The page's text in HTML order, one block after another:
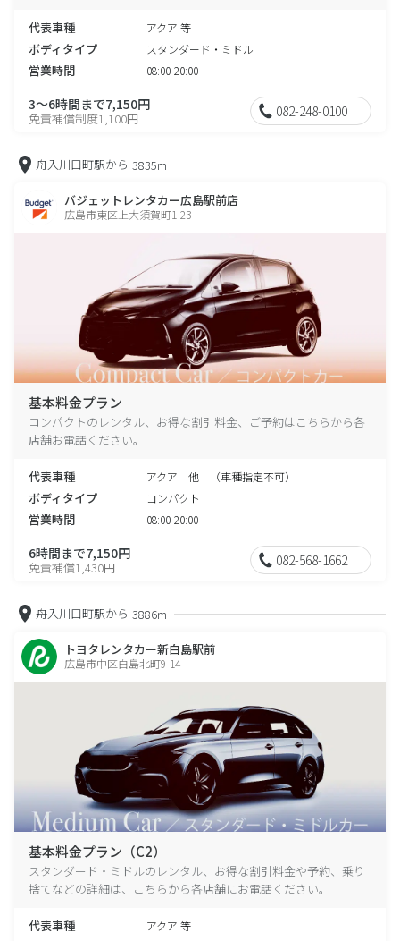
代表車種 アクア 等
ボディタイプ スタンダード・ミドル
営業時間 08:00-20:00
3～6時間まで7,150円
免責補償制度1,100円 082-248-0100
舟入川口町駅から 3835m
バジェットレンタカー広島駅前店
広島市東区上大須賀町1-23
基本料金プラン
コンパクトのレンタル、お得な割引料金、ご予約はこちらから各
店舗お電話ください。
代表車種 アクア 他 （車種指定不可）
ボディタイプ コンパクト
営業時間 08:00-20:00
6時間まで7,150円
免責補償1,430円 082-568-1662
舟入川口町駅から 3886m
トヨタレンタカー新白島駅前
広島市中区白島北町9-14
基本料金プラン（C2）
スタンダード・ミドルのレンタル、お得な割引料金や予約、乗り
捨てなどの詳細は、こちらから各店舗にお電話ください。
代表車種 アクア 等